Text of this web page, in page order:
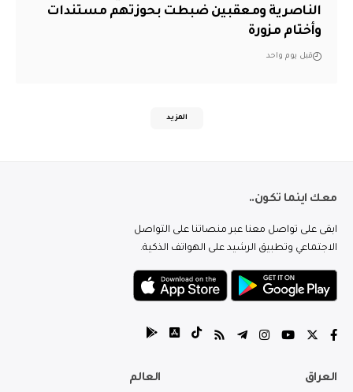
الناصرية ومعقبين ضبطت بحوزتهم مستندات
وأختام مزورة
قبل يوم واحد
المزيد
معك اينما تكون..
ابقى على تواصل معنا عبر منصاتنا على التواصل
الاجتماعي وتطبيق الرشيد على الهواتف الذكية.
العراق العالم